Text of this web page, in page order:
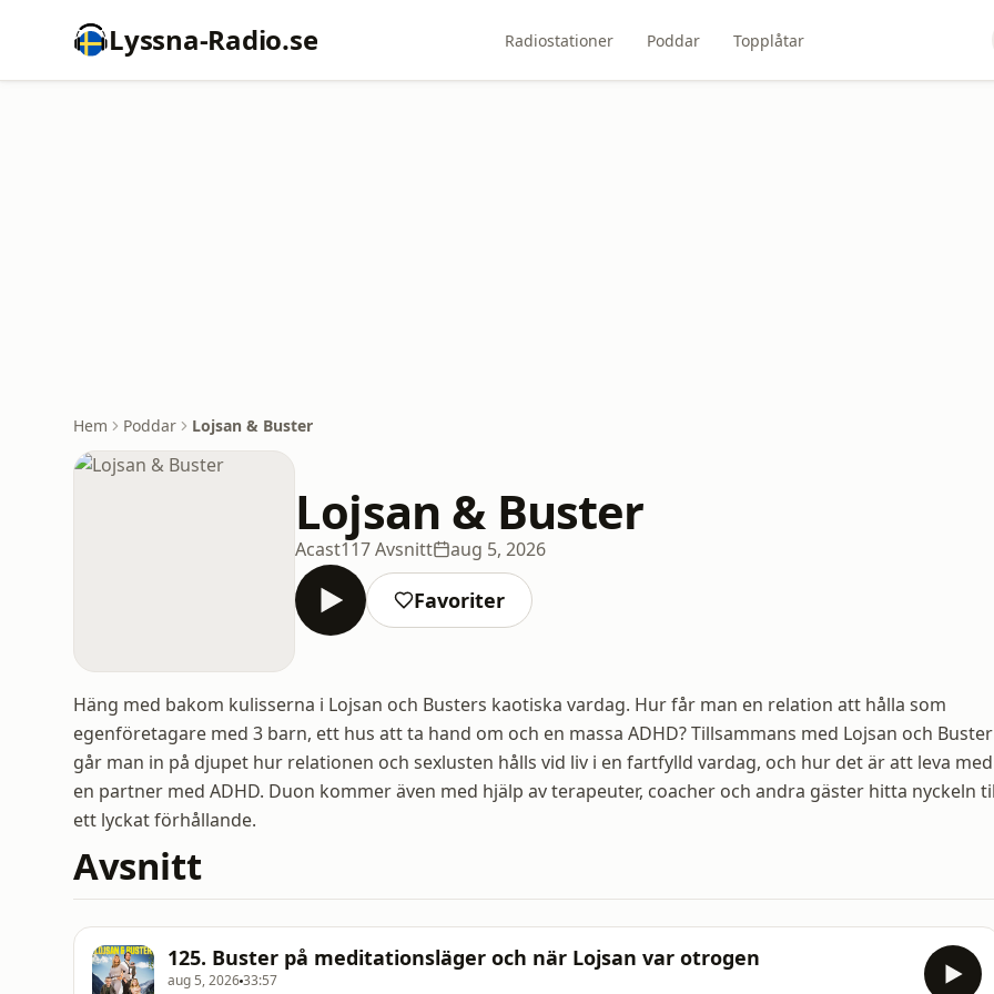
Lyssna-Radio.se Radiostationer Poddar Topplåtar
Hem Poddar Lojsan & Buster
Lojsan & Buster
Acast117 Avsnitt aug 5, 2026
Favoriter
Häng med bakom kulisserna i Lojsan och Busters kaotiska vardag. Hur får man en relation att hålla som
egenföretagare med 3 barn, ett hus att ta hand om och en massa ADHD? Tillsammans med Lojsan och Buster
går man in på djupet hur relationen och sexlusten hålls vid liv i en fartfylld vardag, och hur det är att leva med
en partner med ADHD. Duon kommer även med hjälp av terapeuter, coacher och andra gäster hitta nyckeln
ett lyckat förhållande.
Avsnitt
125. Buster på meditationsläger och när Lojsan var otrogen
aug 5, 202633:57